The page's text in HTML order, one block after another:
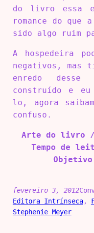
do livro essa
romance do
sido algo ruim
A hospedeira
negativos, mas
enredo
construído e eu
lo, agora
confuso.
Arte do livro
Tempo de
fevereiro 3, 2012
Editora Intrínseca,
Stephenie Meyer